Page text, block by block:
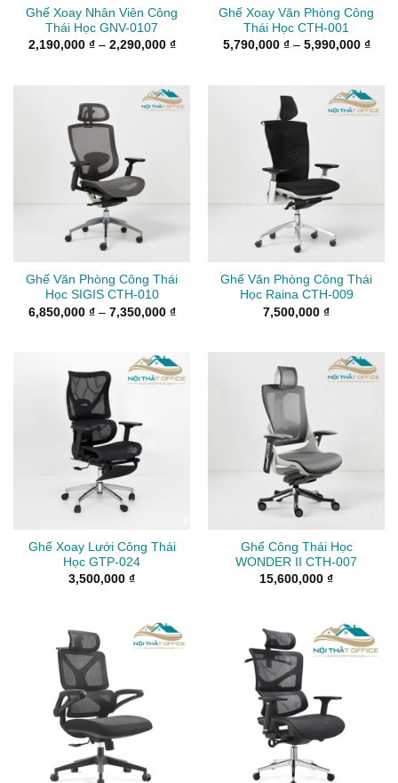
Ghế Xoay Nhân Viên Công
Thái Học GNV-0107
2,190,000 ₫ – 2,290,000 ₫Khoảng
đến
2,290,000 ₫
Ghế Xoay Văn Phòng Công
Thái Học CTH-001
5,790,000 ₫ – 5,990,000 ₫
Ghế Văn Phòng Công Thái
Học SIGIS CTH-010
6,850,000 ₫ – 7,350,000 ₫Khoảng
7,350,000 ₫
Ghế Văn Phòng Công Thái
Học Raina CTH-009
7,500,000 ₫
Ghế Xoay Lưới Công Thái
Học GTP-024
3,500,000 ₫
Ghế Công Thái Học
WONDER II CTH-007
15,600,000 ₫